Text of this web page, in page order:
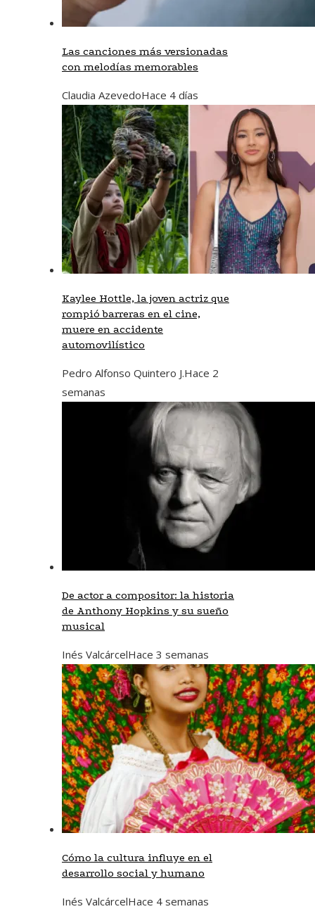
Las canciones más versionadas
con melodías memorables
Claudia AzevedoHace 4 días
Kaylee Hottle, la joven actriz que
rompió barreras en el cine,
muere en accidente
automovilístico
Pedro Alfonso Quintero J.Hace 2
semanas
De actor a compositor: la historia
de Anthony Hopkins y su sueño
musical
Inés ValcárcelHace 3 semanas
Cómo la cultura influye en el
desarrollo social y humano
Inés ValcárcelHace 4 semanas